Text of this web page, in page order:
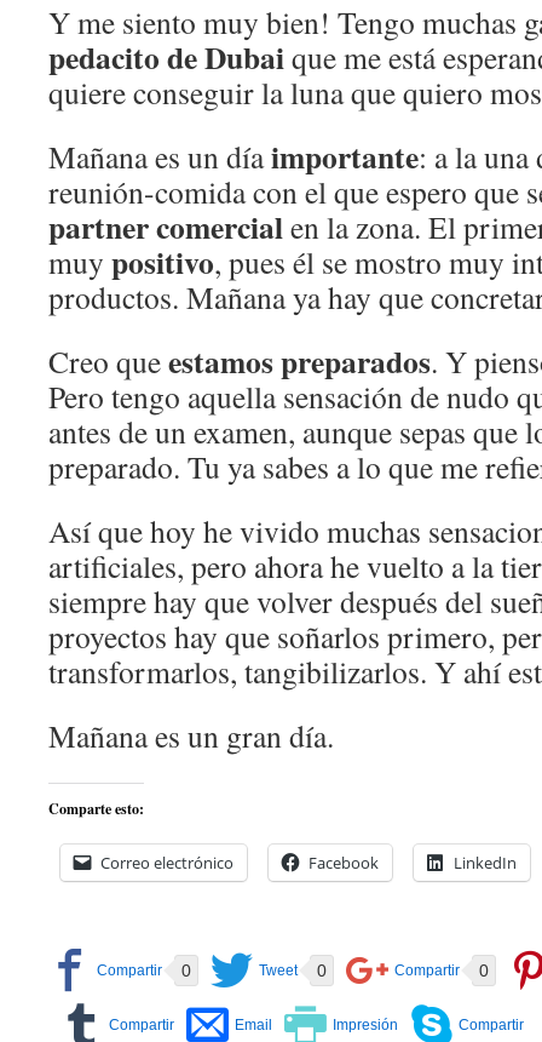
Y me siento muy bien! Tengo muchas
pedacito de Dubaique me está
quiere conseguir la luna que quiero
Mañana es un díaimportante: a la
reunión-comida con el que espero que
partner comercialen la zona. El
muy positivo, pues él se mostro muy
productos. Mañana ya hay que
Creo queestamos preparados. Y
Pero tengo aquella sensación de nudo
antes de un examen, aunque sepas que
preparado. Tu ya sabes a lo que me
Así que hoy he vivido muchas
artificiales, pero ahora he vuelto a la
siempre hay que volver después del
proyectos hay que soñarlos primero,
transformarlos, tangibilizarlos. Y ahí
Mañana es un gran día.
Comparte esto:
Correo electrónico Facebook LinkedIn
0 0 0